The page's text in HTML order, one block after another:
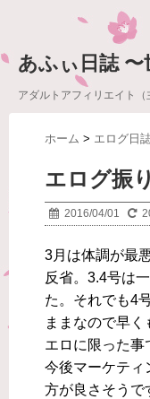
あふぃ日誌
アダルトアフィリエイト（
ホーム > エログ日
エログ振
2016/04/01
3月は体調が最
反省。3.4号は
た。それでも4
ままなので早く
エロに限った事
今後マーケティ
方が良さそうで